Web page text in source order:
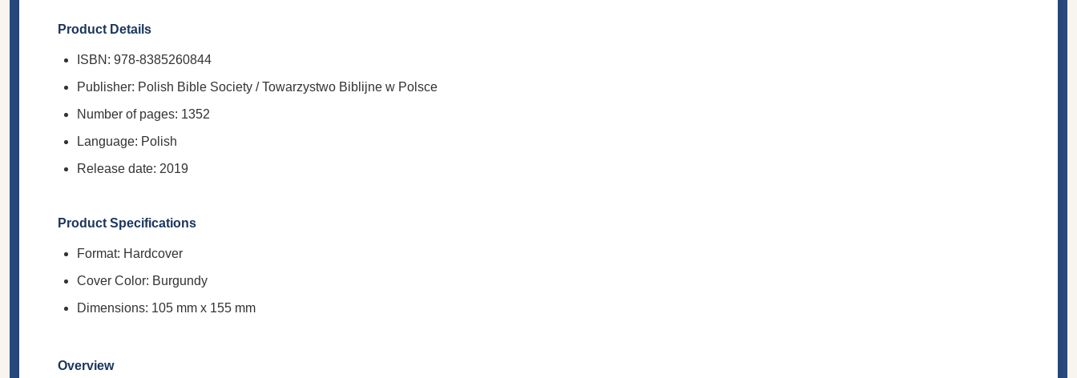
Product Details
ISBN: 978-8385260844
Publisher: Polish Bible Society / Towarzystwo Biblijne w Polsce
Number of pages: 1352
Language: Polish
Release date: 2019
Product Specifications
Format: Hardcover
Cover Color: Burgundy
Dimensions: 105 mm x 155 mm
Overview